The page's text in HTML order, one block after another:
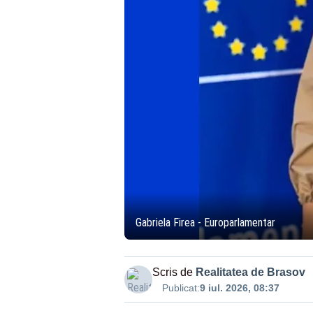
Gabriela Firea - Europarlamentar
Scris de Realitatea de Brasov
Publicat:9 iul. 2026, 08:37